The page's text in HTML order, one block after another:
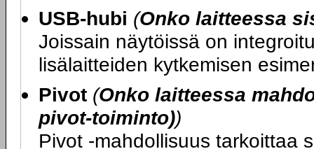
USB-hubi (Onko laitteessa
Joissain näytöissä on
lisälaitteiden kytkemisen
Pivot (Onko laitteessa
pivot-toiminto))
Pivot -mahdollisuus tarkoittaa